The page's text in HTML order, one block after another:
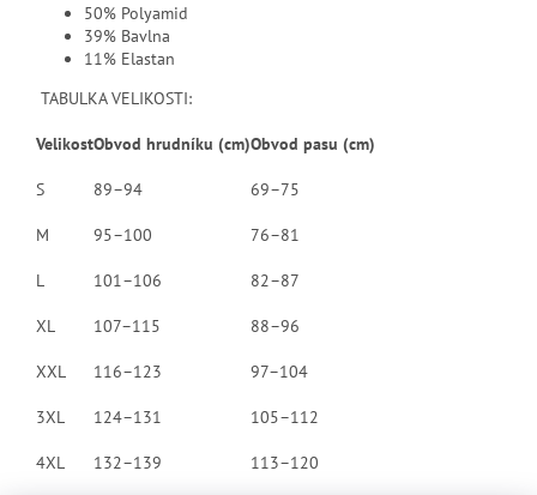
50% Polyamid
39% Bavlna
11% Elastan
TABULKA VELIKOSTI:
VelikostObvod hrudníku (cm)Obvod pasu (cm)
S 89–94 69–75
M 95–100 76–81
L 101–106 82–87
XL 107–115 88–96
XXL 116–123 97–104
3XL 124–131 105–112
4XL 132–139 113–120